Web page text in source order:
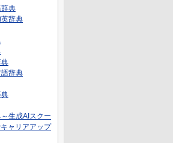
典
辞典
典
辞典
典
生成AIスクー
ャリアアップ